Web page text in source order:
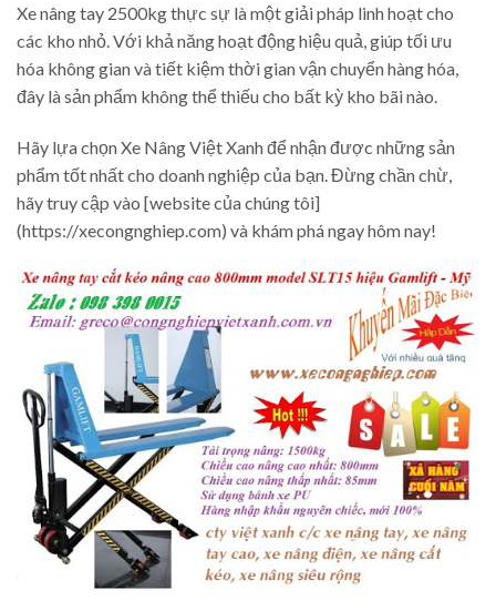
Xe nâng tay 2500kg thực sự là một giải pháp linh hoạt cho
các kho nhỏ. Với khả năng hoạt động hiệu quả, giúp tối ưu
hóa không gian và tiết kiệm thời gian vận chuyển hàng hóa,
đây là sản phẩm không thể thiếu cho bất kỳ kho bãi nào.
Hãy lựa chọn Xe Nâng Việt Xanh để nhận được những sản
phẩm tốt nhất cho doanh nghiệp của bạn. Đừng chần chừ,
hãy truy cập vào [website của chúng tôi]
(https://xecongnghiep.com) và khám phá ngay hôm nay!